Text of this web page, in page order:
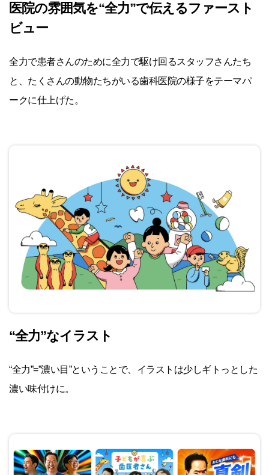
医院の雰囲気を“全力”で伝えるファースト
ビュー
全力で患者さんのために全力で駆け回るスタッフさんたち
と、たくさんの動物たちがいる歯科医院の様子をテーマパ
ークに仕上げた。
“全力”なイラスト
“全力”=”濃い目”ということで、イラストは少しギトっとした
濃い味付けに。